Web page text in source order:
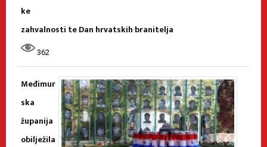
ke
zahvalnosti te Dan hrvatskih branitelja
362
Međimur
ska
županija
obilježila